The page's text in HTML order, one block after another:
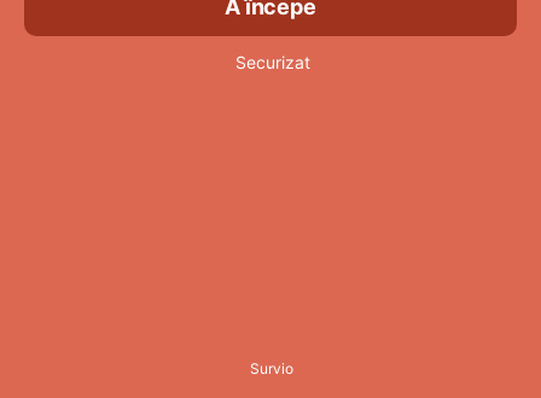
A începe
Securizat
Survio